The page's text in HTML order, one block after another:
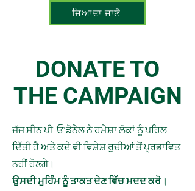
ਜਿਆਦਾ ਜਾਣੋ
DONATE TO
THE CAMPAIGN
ਜੱਜ ਸੀਨ ਪੀ. ਓ'ਡੋਨੇਲ ਨੇ ਹਮੇਸ਼ਾ ਲੋਕਾਂ ਨੂੰ ਪਹਿਲ
ਦਿੱਤੀ ਹੈ ਅਤੇ ਕਦੇ ਵੀ ਵਿਸ਼ੇਸ਼ ਰੁਚੀਆਂ ਤੋਂ ਪ੍ਰਭਾਵਿਤ
ਨਹੀਂ ਹੋਣਗੇ।
ਉਸਦੀ ਮੁਹਿੰਮ ਨੂੰ ਤਾਕਤ ਦੇਣ ਵਿੱਚ ਮਦਦ ਕਰੋ।